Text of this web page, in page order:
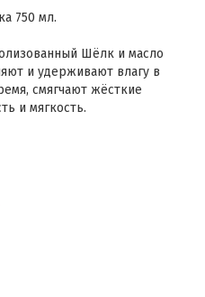
750 мл.
Шёлк и масло
и удерживают влагу в
смягчают жёсткие
и мягкость.